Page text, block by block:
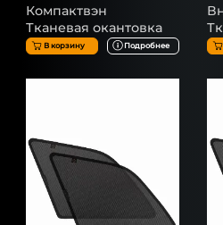
Компактвэн
Тканевая окантовка
В корзину Подробнее